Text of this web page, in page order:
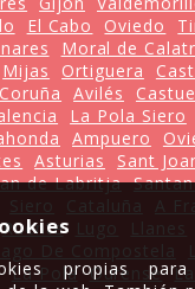
El Cabo Oviedo
Moral de
Mijas Ortiguera
Avilés
La Pola Siero
Ampuero
Asturias
Sant
de Labritja
Ruente
La Pola Ourense
propias